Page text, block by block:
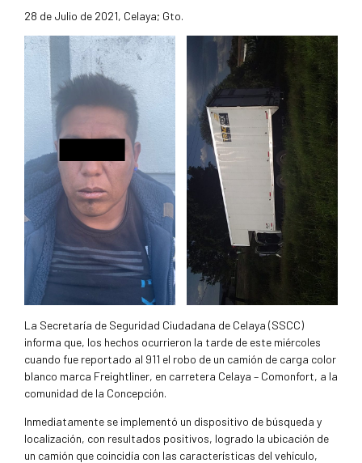
28 de Julio de 2021, Celaya; Gto.
La Secretaría de Seguridad Ciudadana de Celaya (SSCC)
informa que, los hechos ocurrieron la tarde de este miércoles
cuando fue reportado al 911 el robo de un camión de carga color
blanco marca Freightliner, en carretera Celaya – Comonfort, a la
comunidad de la Concepción.
Inmediatamente se implementó un dispositivo de búsqueda y
localización, con resultados positivos, logrado la ubicación de
un camión que coincidía con las características del vehículo,